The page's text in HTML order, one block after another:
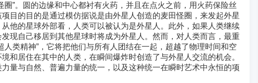
圈”。圆的边缘和中心都衬有火药，并且在点火之前，用火药保险丝
目的目的是通过模仿据说是由外星人创造的麦田怪圈，来发起外星
从他的星球外部看，人类可以被认为是外星人。此外，如果人类继续
现自己移居到其他星球时将成为外星人。然而，对人类而言，最重
人类精神”，它将把他们与所有人团结在一起，超越了物理时间和空
和居住在其中的人类，在瞬间爆炸时创造了与外星人交流的机会。
量与自然、普遍力量的统一，以及这种统一在瞬时艺术中永恒的项